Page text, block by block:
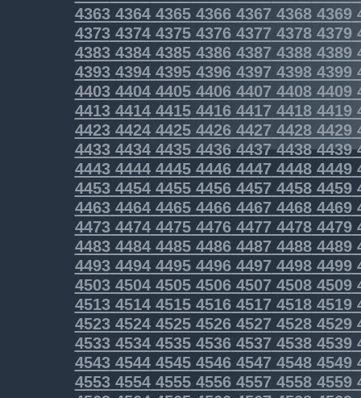
43634364436543664367 43684369
43734374437543764377 43784379
43834384438543864387 43884389
43934394439543964397 43984399
44034404440544064407 44084409
44134414441544164417 44184419
44234424442544264427 44284429
4433443444354436443744384439
4443444444454446444744484449
4453445444554456445744584459
4463446444654466446744684469
4473447444754476447744784479
4483448444854486448744884489
4493449444954496449744984499
4503450445054506450745084509
4513451445154516451745184519
4523452445254526452745284529
4533453445354536453745384539
4543454445454546454745484549
4553455445554556455745584559